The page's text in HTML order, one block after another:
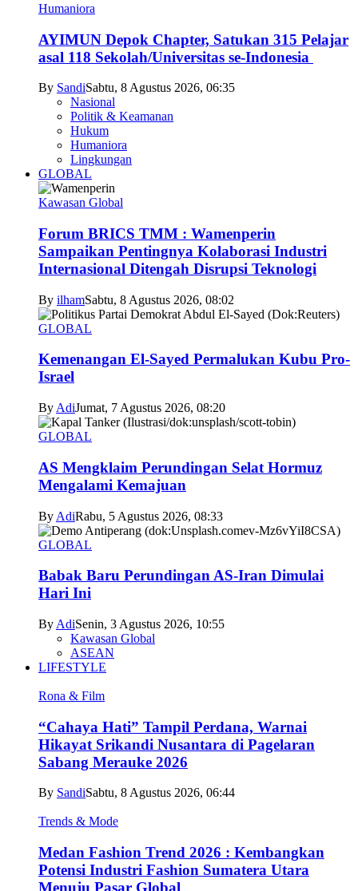
Humaniora
AYIMUN Depok Chapter, Satukan 315 Pelajar
asal 118 Sekolah/Universitas se-Indonesia
By SandiSabtu, 8 Agustus 2026, 06:35
Nasional
Politik & Keamanan
Hukum
Humaniora
Lingkungan
GLOBAL
Kawasan Global
Forum BRICS TMM : Wamenperin
Sampaikan Pentingnya Kolaborasi Industri
Internasional Ditengah Disrupsi Teknologi
By ilhamSabtu, 8 Agustus 2026, 08:02
GLOBAL
Kemenangan El-Sayed Permalukan Kubu Pro-
Israel
By AdiJumat, 7 Agustus 2026, 08:20
GLOBAL
AS Mengklaim Perundingan Selat Hormuz
Mengalami Kemajuan
By AdiRabu, 5 Agustus 2026, 08:33
GLOBAL
Babak Baru Perundingan AS-Iran Dimulai
Hari Ini
By AdiSenin, 3 Agustus 2026, 10:55
Kawasan Global
ASEAN
LIFESTYLE
Rona & Film
“Cahaya Hati” Tampil Perdana, Warnai
Hikayat Srikandi Nusantara di Pagelaran
Sabang Merauke 2026
By SandiSabtu, 8 Agustus 2026, 06:44
Trends & Mode
Medan Fashion Trend 2026 : Kembangkan
Potensi Industri Fashion Sumatera Utara
Menuju Pasar Global